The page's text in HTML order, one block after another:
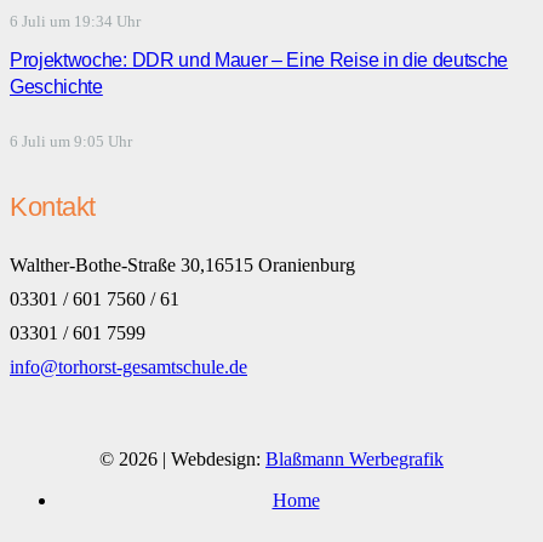
6 Juli um 19:34 Uhr
Projektwoche: DDR und Mauer – Eine Reise in die deutsche
Geschichte
6 Juli um 9:05 Uhr
Kontakt
Walther-Bothe-Straße 30,16515 Oranienburg
03301 / 601 7560 / 61
03301 / 601 7599
info@torhorst-gesamtschule.de
© 2026 | Webdesign: Blaßmann Werbegrafik
Home